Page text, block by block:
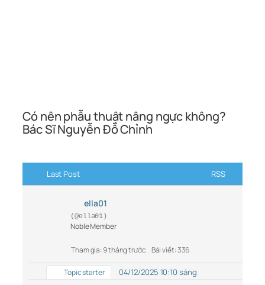
Có nên phẫu thuật nâng ngực không?
Bác Sĩ Nguyễn Đỗ Chỉnh
Last Post RSS
ella01
(@ella01)
Noble Member
Tham gia: 9 tháng trước Bài viết: 336
Topic starter 04/12/2025 10:10 sáng